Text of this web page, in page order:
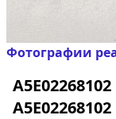
Фотографии
A5E02268102